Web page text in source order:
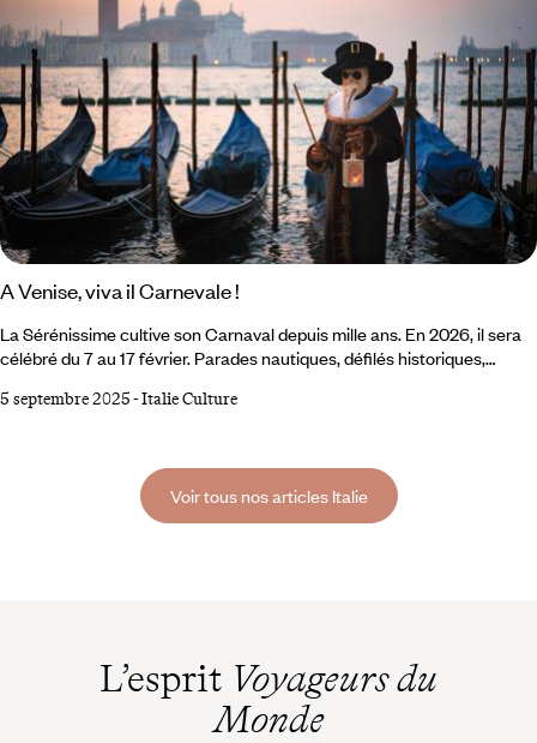
A Venise, viva il Carnevale !
La Sérénissime cultive son Carnaval depuis mille ans. En 2026, il sera
célébré du 7 au 17 février. Parades nautiques, défilés historiques,
costumes féeriques… Promis, la fête sera, comme d’habitude,
retenue, à laisser vagabonder son imagination au fil des rayonnages
sur lesquels s’entassent masques et parures, étoffes et chapeaux,
souliers, loups et cannes ouvragées.
5 septembre 2025-Italie Culture
Voir tous nos articles Italie
L’esprit Voyageurs du
Monde